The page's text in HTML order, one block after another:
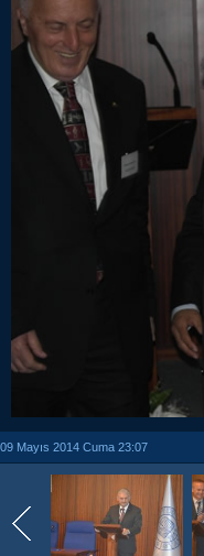
09 Mayıs 2014 Cuma 23:07